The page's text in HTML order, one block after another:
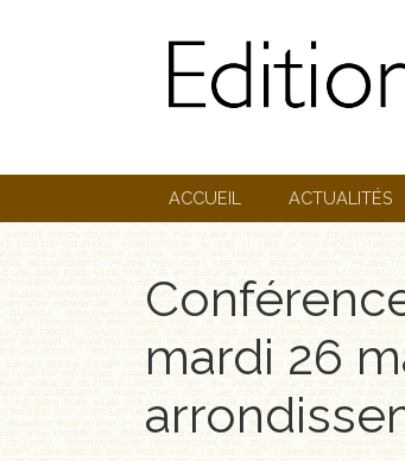
ACCUEIL ACTUALITÉS
mardi 26